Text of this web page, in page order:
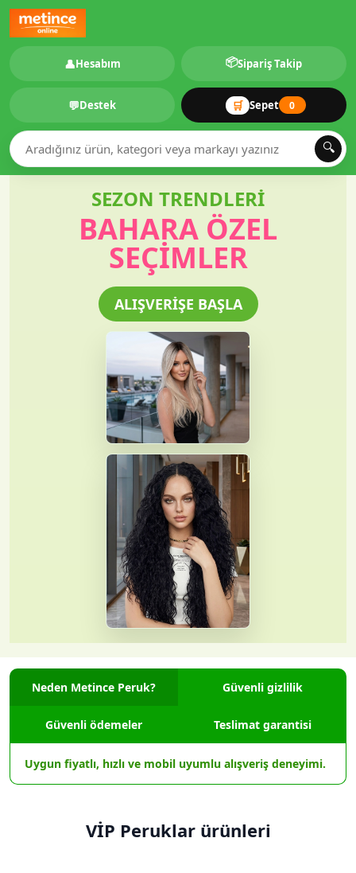
🔍
👤Hesabım 📦Sipariş Takip
💬Destek 🛒 Sepet 0
SEZON TRENDLERİ
BAHARA ÖZEL
SEÇIMLER
ALIŞVERİŞE BAŞLA
Neden Metince Peruk? Güvenli gizlilik
Güvenli ödemeler Teslimat garantisi
Uygun fiyatlı, hızlı ve mobil uyumlu alışveriş deneyimi.
VİP Peruklar ürünleri